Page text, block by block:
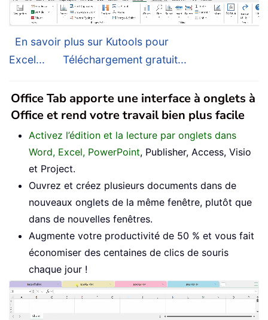
En savoir plus sur Kutools pour
Excel...
Téléchargement gratuit...
Office Tab apporte une interface à onglets à
Office et rend votre travail bien plus facile
Activez l’édition et la lecture par onglets dans
Word, Excel, PowerPoint, Publisher, Access, Visio
et Project.
Ouvrez et créez plusieurs documents dans de
nouveaux onglets de la même fenêtre, plutôt que
dans de nouvelles fenêtres.
Augmente votre productivité de 50 % et vous fait
économiser des centaines de clics de souris
chaque jour !